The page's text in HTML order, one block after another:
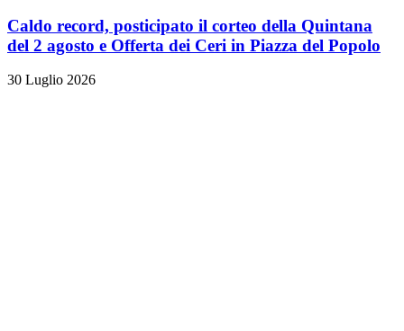
Caldo record, posticipato il corteo della Quintana
del 2 agosto e Offerta dei Ceri in Piazza del Popolo
30 Luglio 2026